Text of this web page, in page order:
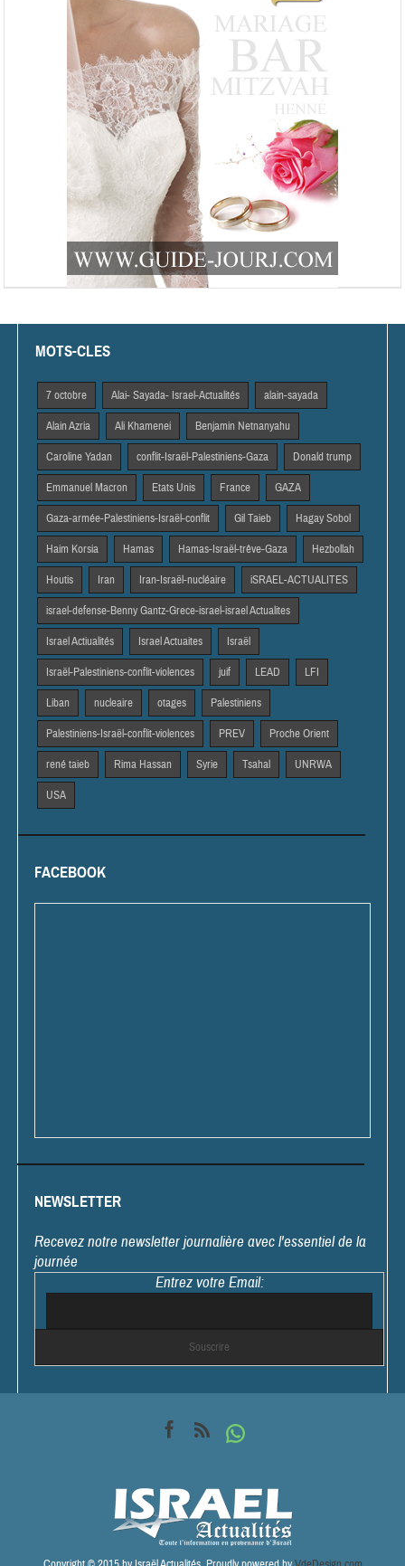
MOTS-CLES
7 octobre Alai- Sayada- Israel-Actualités alain-sayada
Alain Azria Ali Khamenei Benjamin Netnanyahu
Caroline Yadan conflit-Israël-Palestiniens-Gaza Donald trump
Emmanuel Macron Etats Unis France GAZA
Gaza-armée-Palestiniens-Israël-conflit Gil Taieb Hagay Sobol
Haim Korsia Hamas Hamas-Israël-trêve-Gaza Hezbollah
Houtis Iran Iran-Israël-nucléaire iSRAEL-ACTUALITES
israel-defense-Benny Gantz-Grece-israel-israel Actualites
Israel Actiualités Israel Actuaites Israël
Israël-Palestiniens-conflit-violences juif LEAD LFI
Liban nucleaire otages Palestiniens
Palestiniens-Israël-conflit-violences PREV Proche Orient
rené taieb Rima Hassan Syrie Tsahal UNRWA
USA
FACEBOOK
NEWSLETTER
Recevez notre newsletter journalière avec l'essentiel de la
journée
Entrez votre Email: